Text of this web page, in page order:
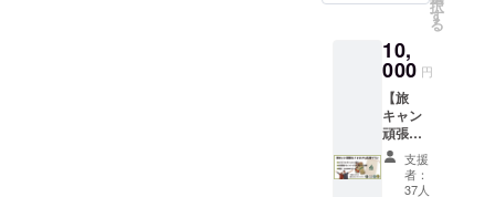
提供）
※今回の
クラウ
ドファ
ンディ
ングの
リター
ンの為
送りし
ます！
※いつか
ご来店
いただ
いたと
きに
メール
を見せ
コー
ヒーを1
杯サー
ビスさ
せてい
ただき
ます！
コー
ヒーが
コー
カクテ
ルが好
きな方
に向け
たプラ
ンで
す。 こ
だわり
のカ
択
す
る
10,
000 円
【旅
キャン
頑張
れ！と
にかく
応援プ
支援
者：
37人